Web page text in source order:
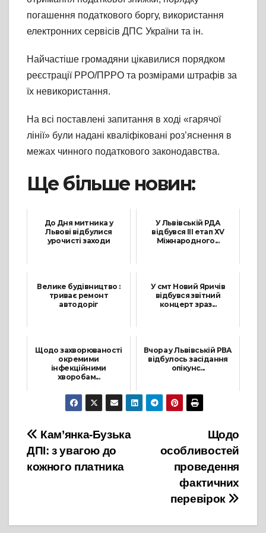
погашення податкового боргу, використання
електронних сервісів ДПС України та ін.
Найчастіше громадяни цікавилися порядком
реєстрації РРО/ПРРО та розмірами штрафів за
їх невикористання.
На всі поставлені запитання в ході «гарячої
лінії» були надані кваліфіковані роз’яснення в
межах чинного податкового законодавства.
Ще більше новин:
До Дня митника у
Львові відбулися
урочисті заходи
У Львівській РДА
відбувся ІІІ етап ХV
Міжнародного...
Велике будівництво :
триває ремонт
автодоріг
У смт Новий Яричів
відбувся звітний
концерт зраз...
Щодо захворюваності
окремими
інфекційними
хворобам...
2 Вересня, 2024
Вчора у Львівській РВА
відбулось засідання
опікунс...
10 Березня, 2023
Навігація
записів
Щодо
особливостей
проведення
фактичних
перевірок
Кам’янка-Бузька
ДПІ: з увагою до
кожного платника